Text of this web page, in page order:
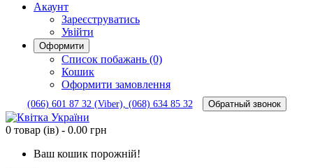
Акаунт
Зареєструватись
Увійти
Оформити
Список побажань (0)
Кошик
Оформити замовлення
(066) 601 87 32 (Viber), (068) 634 85 32 Обратный звонок
0 товар (ів) - 0.00 грн
Ваш кошик порожній!